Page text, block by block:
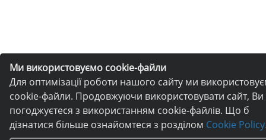
Ми використовуємо cookie-файли
Для оптимізації роботи нашого сайту ми
cookie-файли. Продовжуючи використовувати сайт, Ви
погоджуєтеся з використанням cookie-файлів. Що б
дізнатися більше ознайомтеся з розділом Cookie